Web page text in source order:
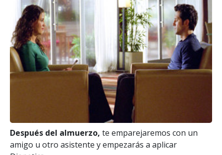
Después del almuerzo, te emparejaremos con un
amigo u otro asistente y empezarás a aplicar